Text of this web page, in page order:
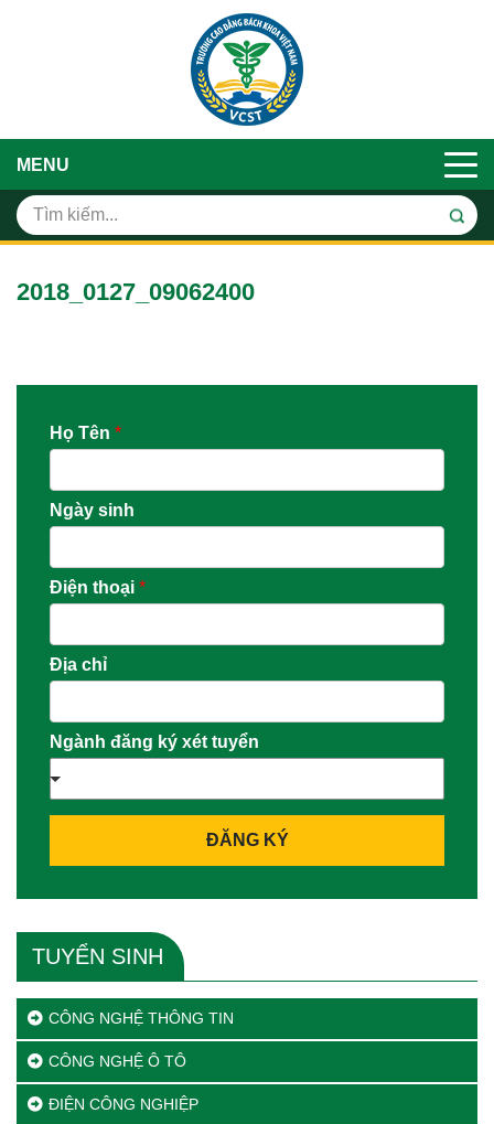
MENU
2018_0127_09062400
Họ Tên *
Ngày sinh
Điện thoại *
Địa chỉ
Ngành đăng ký xét tuyển
ĐĂNG KÝ
TUYỂN SINH
CÔNG NGHỆ THÔNG TIN
CÔNG NGHỆ Ô TÔ
ĐIỆN CÔNG NGHIỆP